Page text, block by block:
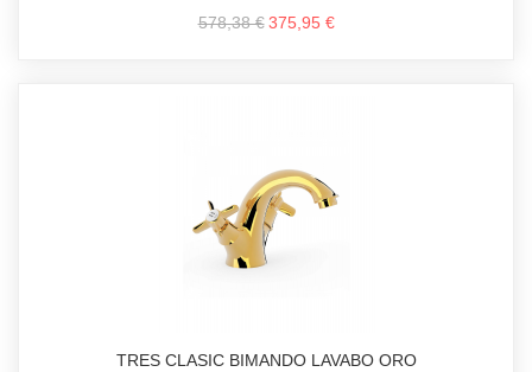
578,38 € 375,95 €
TRES CLASIC BIMANDO LAVABO ORO